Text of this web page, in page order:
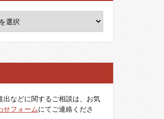
出などに関するご相談は、お気
せフォームにてご連絡くださ